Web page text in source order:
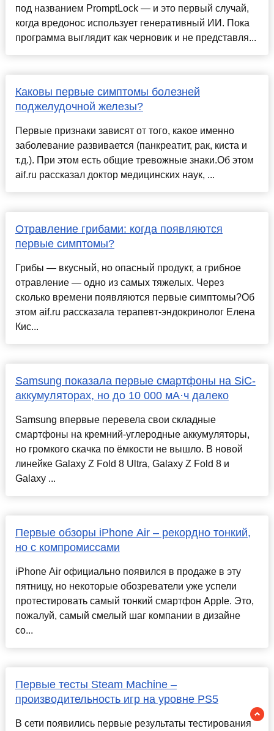
под названием PromptLock — и это первый случай,
когда вредонос использует генеративный ИИ. Пока
программа выглядит как черновик и не представля...
Каковы первые симптомы болезней
поджелудочной железы?
Первые признаки зависят от того, какое именно
заболевание развивается (панкреатит, рак, киста и
т.д.). При этом есть общие тревожные знаки.Об этом
aif.ru рассказал доктор медицинских наук, ...
Отравление грибами: когда появляются
первые симптомы?
Грибы — вкусный, но опасный продукт, а грибное
отравление — одно из самых тяжелых. Через
сколько времени появляются первые симптомы?Об
этом aif.ru рассказала терапевт-эндокринолог Елена
Кис...
Samsung показала первые смартфоны на SiC-
аккумуляторах, но до 10 000 мА·ч далеко
Samsung впервые перевела свои складные
смартфоны на кремний-углеродные аккумуляторы,
но громкого скачка по ёмкости не вышло. В новой
линейке Galaxy Z Fold 8 Ultra, Galaxy Z Fold 8 и
Galaxy ...
Первые обзоры iPhone Air – рекордно тонкий,
но с компромиссами
iPhone Air официально появился в продаже в эту
пятницу, но некоторые обозреватели уже успели
протестировать самый тонкий смартфон Apple. Это,
пожалуй, самый смелый шаг компании в дизайне
со...
Первые тесты Steam Machine –
производительность игр на уровне PS5
В сети появились первые результаты тестирования